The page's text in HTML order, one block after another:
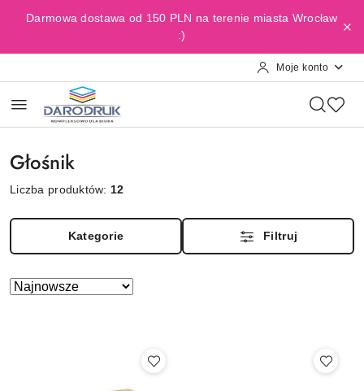
Przejdź do treści głównej
Przejdź do wyszukiwarki
Przejdź do moje konto
Przejdź do menu głównego
Przejdź do stopki
Darmowa dostawa od 150 PLN na terenie miasta Wrocław
:)
Moje konto
Głośnik
Liczba produktów: 12
Kategorie Filtruj
Zastosowano
Sortuj